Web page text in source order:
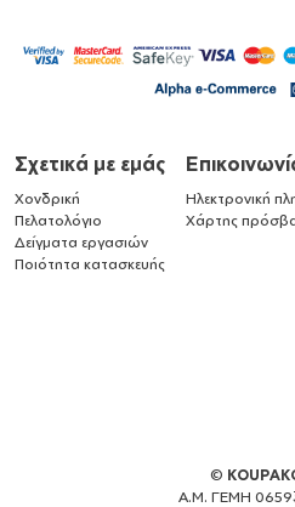
Σχετικά με εμάς
Χονδρική
Πελατολόγιο
Δείγματα εργασιών
Ποιότητα κατασκευής
Ηλεκτρονική
Χάρτης
©
Α.Μ. ΓΕΜΗ